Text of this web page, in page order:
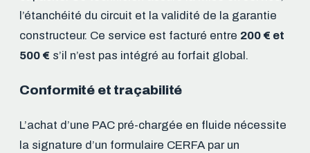
l’étanchéité du circuit et la validité de la garantie
constructeur. Ce service est facturé entre 200 € et
500 € s’il n’est pas intégré au forfait global.
Conformité et traçabilité
L’achat d’une PAC pré-chargée en fluide nécessite
la signature d’un formulaire CERFA par un